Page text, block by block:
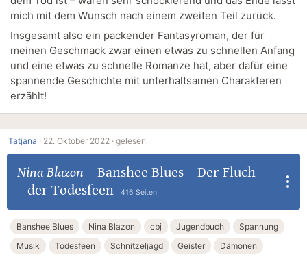
mich mit dem Wunsch nach einem zweiten Teil zurück.
Insgesamt also ein packender Fantasyroman, der für
meinen Geschmack zwar einen etwas zu schnellen Anfang
und eine etwas zu schnelle Romanze hat, aber dafür eine
spannende Geschichte mit unterhaltsamen Charakteren
erzählt!
Tatjana · 22. Oktober 2022 · gelesen
Nina Blazon – Banshee Blues – Der Fluch
der Todesfeen
416 Seiten
Banshee Blues Nina Blazon cbj Jugendbuch
Spannung
Musik
Todesfeen Schnitzeljagd Geister Dämonen